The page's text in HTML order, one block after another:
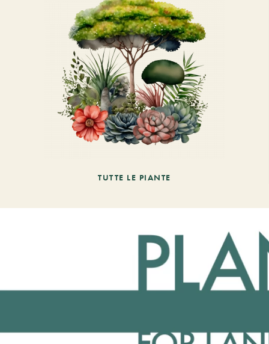
TUTTE LE PIANTE